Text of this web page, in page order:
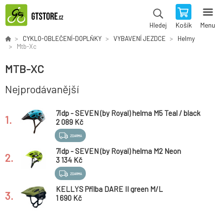
Hledej Košík Menu
CYKLO-OBLEČENÍ-DOPLŇKY VYBAVENÍ JEZDCE
Helmy
Mtb-Xc
MTB-XC
Nejprodávanější
1.
ZDARMA
7idp - SEVEN (by Royal) helma M5 Teal / black
(68)
2 089 Kč
2.
ZDARMA
7idp - SEVEN (by Royal) helma M2 Neon
Yellow
3 134 Kč
3.
KELLYS Přilba DARE II green M/L
1 690 Kč